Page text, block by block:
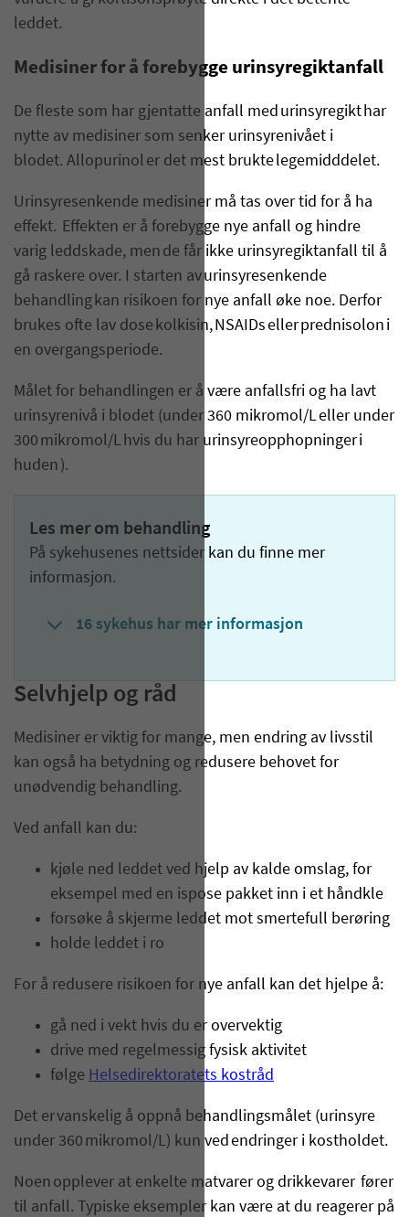
leddet.
Medisiner for å forebygge urinsyregiktanfall
De fleste som har gjentatte anfall med urinsyregikt har
nytte av medisiner som senker urinsyrenivået i
blodet. Allopurinol er det mest brukte legemidddelet.
Urinsyresenkende medisiner må tas over tid for å ha
effekt. Effekten er å forebygge nye anfall og hindre
varig leddskade, men de får ikke urinsyregiktanfall til å
gå raskere over. I starten av urinsyresenkende
behandling kan risikoen for nye anfall øke noe. Derfor
brukes ofte lav dose kolkisin, NSAIDs eller prednisolon i
en overgangsperiode.
Målet for behandlingen er å være anfallsfri og ha lavt
urinsyrenivå i blodet (under 360 mikromol/L eller under
300 mikromol/L hvis du har urinsyreopphopninger i
huden ).
Les mer om behandling
På sykehusenes nettsider kan du finne mer
informasjon.
16 sykehus har mer informasjon
Selvhjelp og råd
Medisiner er viktig for mange, men endring av livsstil
kan også ha betydning og redusere behovet for
unødvendig behandling.
Ved anfall kan du:
kjøle ned leddet ved hjelp av kalde omslag, for
eksempel med en ispose pakket inn i et håndkle
forsøke å skjerme leddet mot smertefull berøring
holde leddet i ro
For å redusere risikoen for nye anfall kan det hjelpe å:
gå ned i vekt hvis du er overvektig
drive med regelmessig fysisk aktivitet
følge Helsedirektoratets kostråd
Det er vanskelig å oppnå behandlingsmålet (urinsyre
under 360 mikromol/L) kun ved endringer i kostholdet.
Noen opplever at enkelte matvarer og drikkevarer fører
til anfall. Typiske eksempler kan være at du reagerer på